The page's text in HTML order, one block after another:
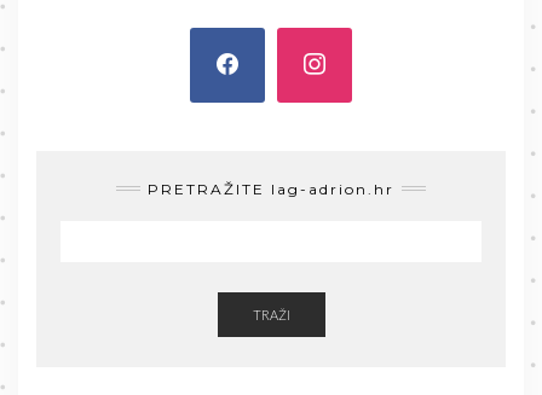
PRETRAŽITE lag-adrion.hr
TRAŽI